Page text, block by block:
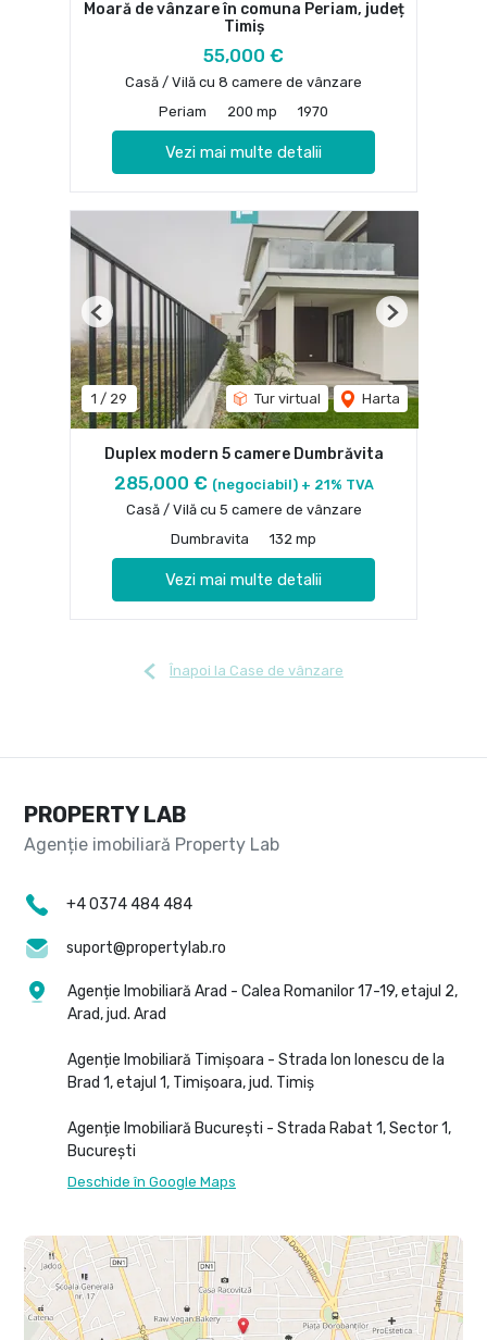
Moară de vânzare în comuna Periam, județ
Timiș
55,000 €
Casă / Vilă cu 8 camere de vânzare
Periam
200 mp 1970
Vezi mai multe detalii
1 / 29 Tur virtual Harta
Previous Next
Duplex modern 5 camere Dumbrăvita
285,000 € (negociabil) + 21% TVA
Casă / Vilă cu 5 camere de vânzare
Dumbravita
132 mp
Vezi mai multe detalii
Înapoi la Case de vânzare
PROPERTY LAB
+4 0374 484 484
suport@propertylab.ro
Agenție Imobiliară Arad - Calea Romanilor 17-19, etajul 2,
Arad, jud. Arad
Agenție Imobiliară Timișoara - Strada Ion Ionescu de la
Brad 1, etajul 1, Timișoara, jud. Timiș
Agenție Imobiliară București - Strada Rabat 1, Sector 1,
București
Deschide în Google Maps